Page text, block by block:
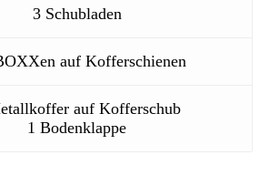
3 Schubladen
auf Kofferschienen
auf Kofferschub
1 Bodenklappe